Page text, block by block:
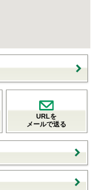
URLを
メールで送る